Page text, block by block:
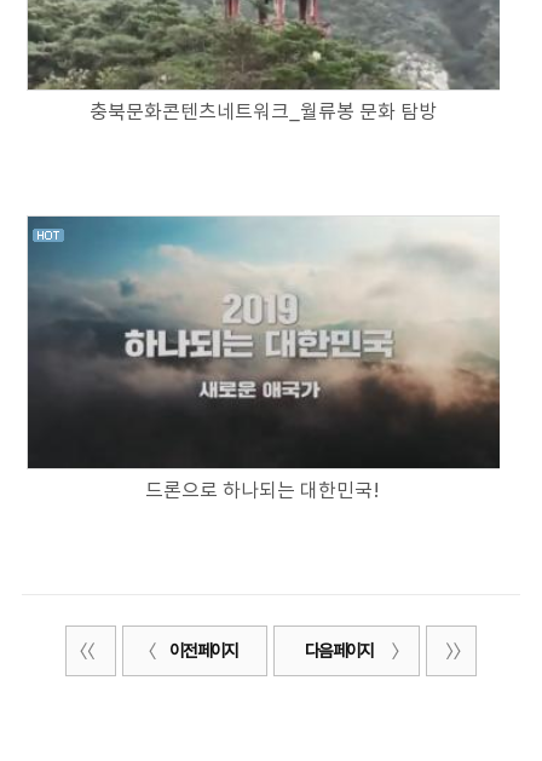
충북문화콘텐츠네트워크_월류봉 문화 탐방
드론으로 하나되는 대한민국!
이전 페이지 다음 페이지